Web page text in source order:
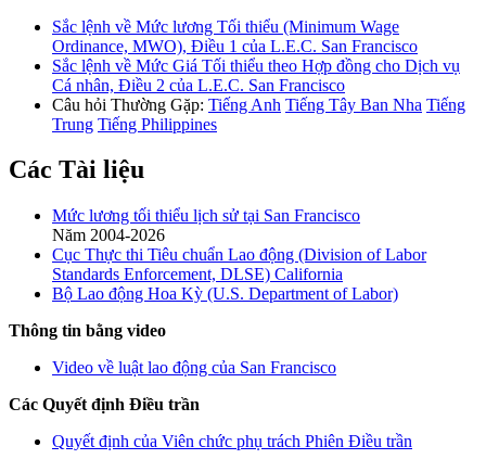
Sắc lệnh về Mức lương Tối thiểu (Minimum Wage
Ordinance, MWO), Điều 1 của L.E.C. San Francisco
Sắc lệnh về Mức Giá Tối thiểu theo Hợp đồng cho Dịch vụ
Cá nhân, Điều 2 của L.E.C. San Francisco
Câu hỏi Thường Gặp: Tiếng Anh Tiếng Tây Ban Nha Tiếng
Trung Tiếng Philippines
Các Tài liệu
Mức lương tối thiểu lịch sử tại San Francisco
Năm 2004-2026
Cục Thực thi Tiêu chuẩn Lao động (Division of Labor
Standards Enforcement, DLSE) California
Bộ Lao động Hoa Kỳ (U.S. Department of Labor)
Thông tin bằng video
Video về luật lao động của San Francisco
Các Quyết định Điều trần
Quyết định của Viên chức phụ trách Phiên Điều trần